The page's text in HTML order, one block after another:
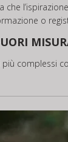
che
o
complessi